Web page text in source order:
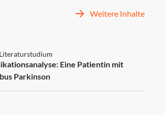
Weitere Inhalte
Eine Patientin mit
Parkinson